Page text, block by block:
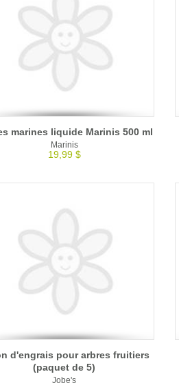
marines liquide Marinis 500 ml
Marinis
19,99 $
d'engrais pour arbres fruitiers
(paquet de 5)
Jobe's